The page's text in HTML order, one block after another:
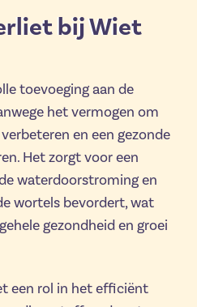
bij Wiet
toevoeging aan de
het vermogen om
en een gezonde
Het zorgt voor een
waterdoorstroming en
wortels bevordert, wat
gezondheid en groei
een rol in het efficiënt